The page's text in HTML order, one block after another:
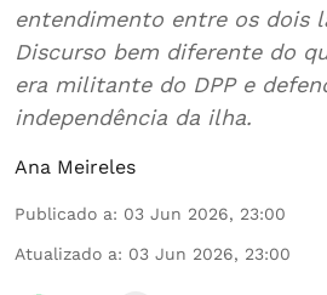
entendimento entre os dois
Discurso bem diferente do
era militante do DPP e
independência da ilha.
Ana Meireles
Publicado a: 03 Jun 2026, 23:00
Atualizado a: 03 Jun 2026, 23:00